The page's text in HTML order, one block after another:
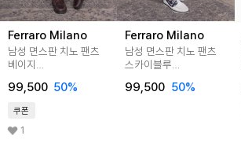
Ferraro Milano
남성 면스판 치노 팬츠
베이지
99,500 50%
쿠폰
1
Ferraro Milano
남성 면스판 치노 팬츠
스카이블루
99,500 50%